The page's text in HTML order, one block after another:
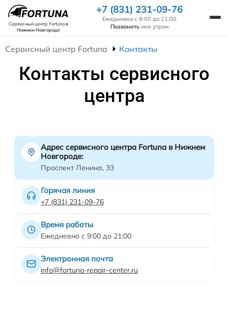
Сервисный центр Fortunaв
Нижнем Новгороде
+7 (831) 231-09-76
Ежедневно с 9:00 до 21:00
Позвонить мне утром
Сервисный центр Fortuna Контакты
Контакты сервисного
центра
Адрес сервисного центра Fortuna в Нижнем
Новгороде:
Проспект Ленина, 33
Горячая линия
+7 (831) 231-09-76
Время работы
Ежедневно с 9:00 до 21:00
Электронная почта
info@fortuna-repair-center.ru